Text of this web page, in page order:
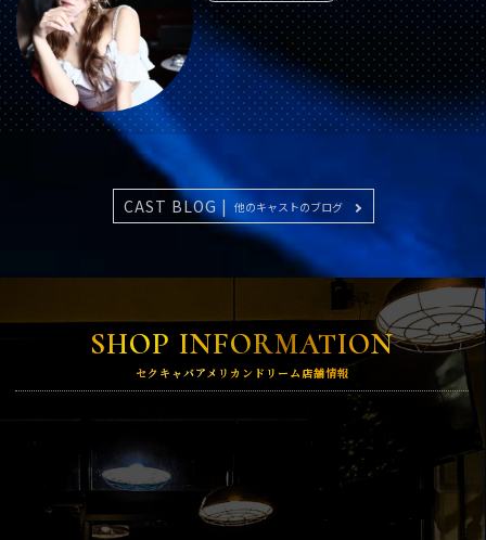
CAST BLOG | 他のキャストのブログ
SHOP INFORMATION
セクキャバアメリカンドリーム店舗情報